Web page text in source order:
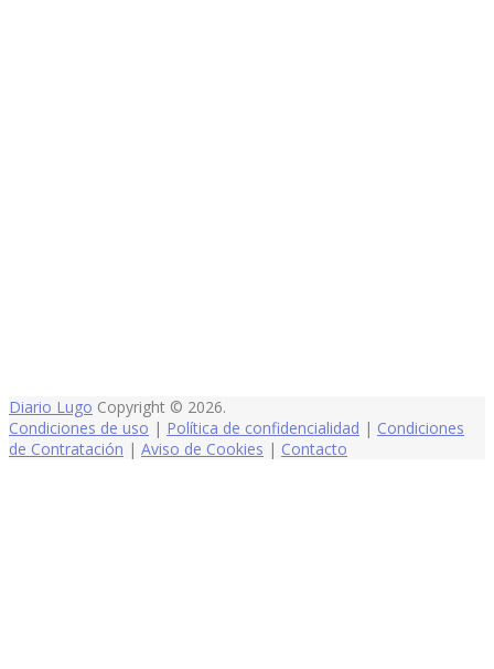
Diario Lugo Copyright © 2026.
Condiciones de uso | Política de confidencialidad | Condiciones
de Contratación | Aviso de Cookies | Contacto